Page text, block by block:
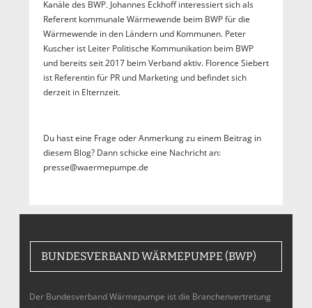
Kanäle des BWP. Johannes Eckhoff interessiert sich als
Referent kommunale Wärmewende beim BWP für die
Wärmewende in den Ländern und Kommunen. Peter
Kuscher ist Leiter Politische Kommunikation beim BWP
und bereits seit 2017 beim Verband aktiv. Florence Siebert
ist Referentin für PR und Marketing und befindet sich
derzeit in Elternzeit.
Du hast eine Frage oder Anmerkung zu einem Beitrag in
diesem Blog? Dann schicke eine Nachricht an:
presse@waermepumpe.de
BUNDESVERBAND WÄRMEPUMPE (BWP)
Der Bundesverband Wärmepumpe ist die Branchenvertretung